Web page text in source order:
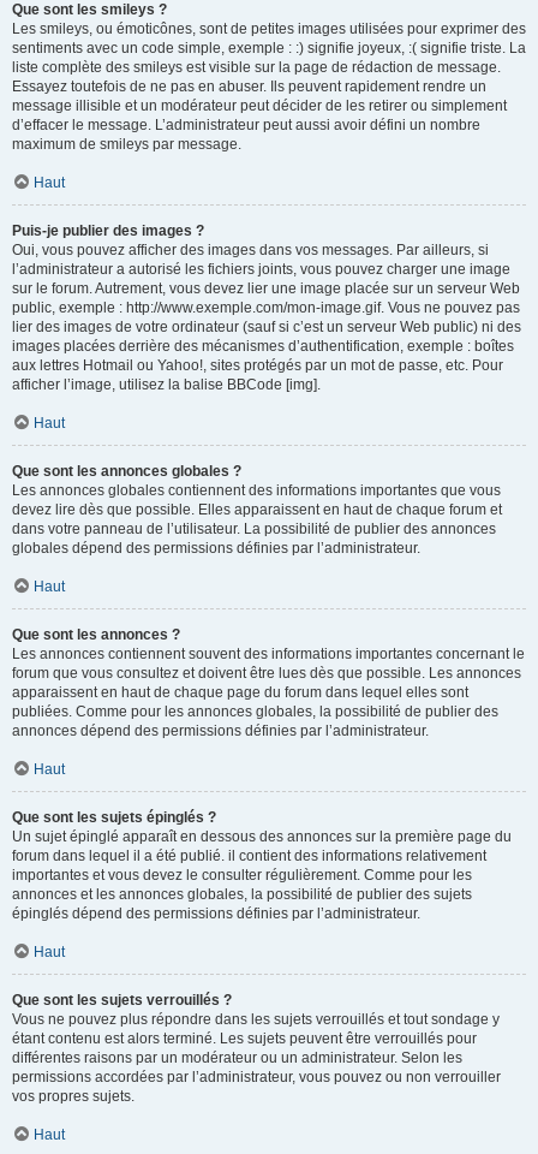
Que sont les smileys ?
Les smileys, ou émoticônes, sont de petites images utilisées pour exprimer des
sentiments avec un code simple, exemple : :) signifie joyeux, :( signifie triste. La
liste complète des smileys est visible sur la page de rédaction de message.
Essayez toutefois de ne pas en abuser. Ils peuvent rapidement rendre un
message illisible et un modérateur peut décider de les retirer ou simplement
d’effacer le message. L’administrateur peut aussi avoir défini un nombre
maximum de smileys par message.
Haut
Puis-je publier des images ?
Oui, vous pouvez afficher des images dans vos messages. Par ailleurs, si
l’administrateur a autorisé les fichiers joints, vous pouvez charger une image
sur le forum. Autrement, vous devez lier une image placée sur un serveur Web
public, exemple : http://www.exemple.com/mon-image.gif. Vous ne pouvez pas
lier des images de votre ordinateur (sauf si c’est un serveur Web public) ni des
images placées derrière des mécanismes d’authentification, exemple : boîtes
aux lettres Hotmail ou Yahoo!, sites protégés par un mot de passe, etc. Pour
afficher l’image, utilisez la balise BBCode [img].
Haut
Que sont les annonces globales ?
Les annonces globales contiennent des informations importantes que vous
devez lire dès que possible. Elles apparaissent en haut de chaque forum et
dans votre panneau de l’utilisateur. La possibilité de publier des annonces
globales dépend des permissions définies par l’administrateur.
Haut
Que sont les annonces ?
Les annonces contiennent souvent des informations importantes concernant le
forum que vous consultez et doivent être lues dès que possible. Les annonces
apparaissent en haut de chaque page du forum dans lequel elles sont
publiées. Comme pour les annonces globales, la possibilité de publier des
annonces dépend des permissions définies par l’administrateur.
Haut
Que sont les sujets épinglés ?
Un sujet épinglé apparaît en dessous des annonces sur la première page du
forum dans lequel il a été publié. il contient des informations relativement
importantes et vous devez le consulter régulièrement. Comme pour les
annonces et les annonces globales, la possibilité de publier des sujets
épinglés dépend des permissions définies par l’administrateur.
Haut
Que sont les sujets verrouillés ?
Vous ne pouvez plus répondre dans les sujets verrouillés et tout sondage y
étant contenu est alors terminé. Les sujets peuvent être verrouillés pour
différentes raisons par un modérateur ou un administrateur. Selon les
permissions accordées par l’administrateur, vous pouvez ou non verrouiller
vos propres sujets.
Haut